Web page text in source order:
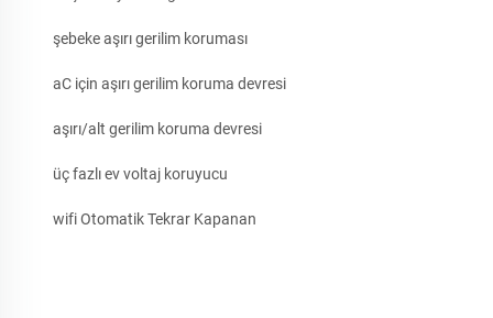
şebeke aşırı gerilim koruması
aC için aşırı gerilim koruma devresi
aşırı/alt gerilim koruma devresi
üç fazlı ev voltaj koruyucu
wifi Otomatik Tekrar Kapanan